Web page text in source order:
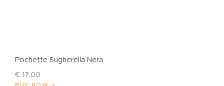
Pochette Sugherella Nera
€ 17.00